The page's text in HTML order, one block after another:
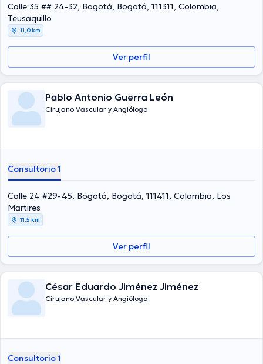
Calle 35 ## 24-32, Bogotá, Bogotá, 111311, Colombia,
Teusaquillo
11,0 km
Ver perfil
Pablo Antonio Guerra León
Cirujano Vascular y Angiólogo
Consultorio 1
Calle 24 #29-45, Bogotá, Bogotá, 111411, Colombia, Los
Martires
11,5 km
Ver perfil
César Eduardo Jiménez Jiménez
Cirujano Vascular y Angiólogo
Consultorio 1